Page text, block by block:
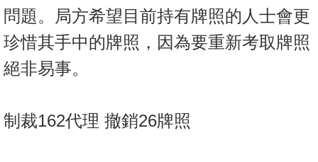
問題。局方希望目前持有牌照的人士會更
珍惜其手中的牌照，因為要重新考取牌照
絕非易事。
制裁162代理 撤銷26牌照